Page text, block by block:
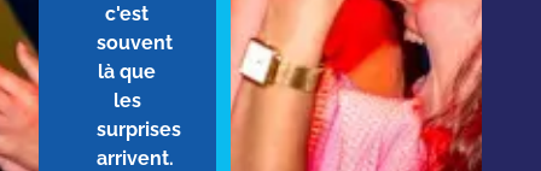
c'est
souvent
là que
les
surprises
arrivent.